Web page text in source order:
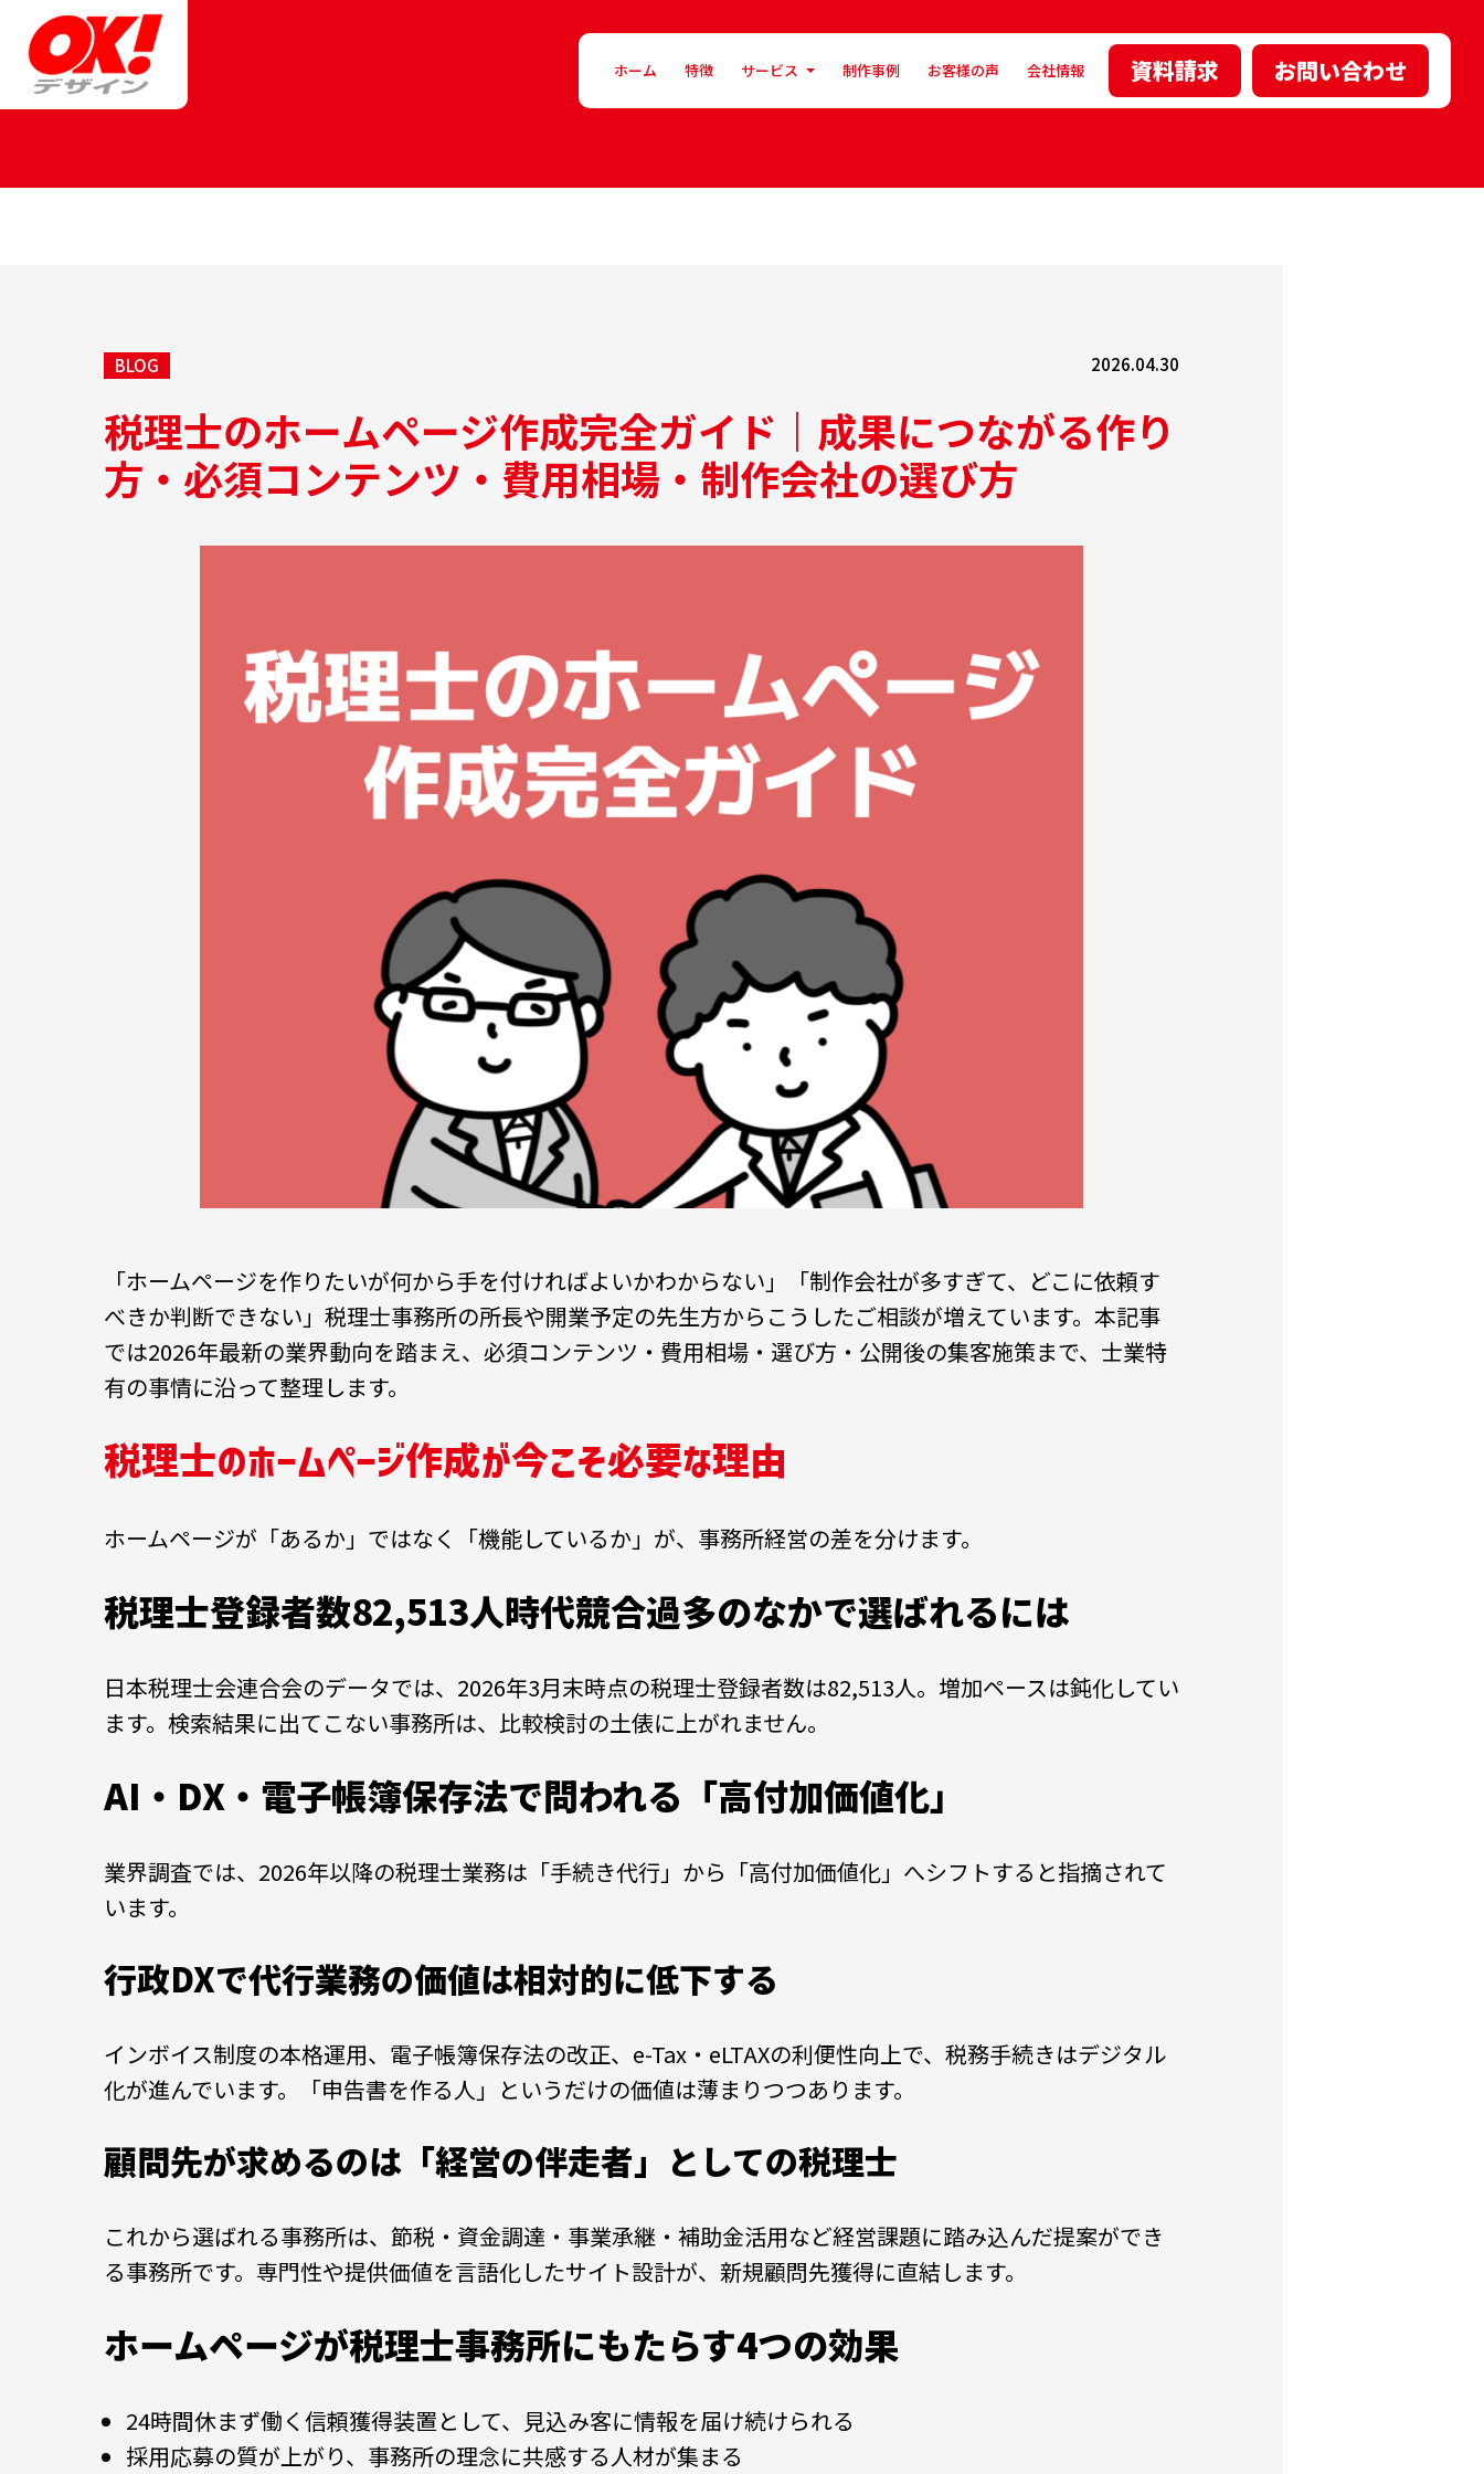
ホーム 特徴 サービス 制作事例 お客様の声 会社情報 資料請求 お問い合わせ
BLOG 2026.04.30
税理士のホームページ作成完全ガイド｜成果につながる作り
方・必須コンテンツ・費用相場・制作会社の選び方
「ホームページを作りたいが何から手を付ければよいかわからない」「制作会社が多すぎて、どこに依頼す
べきか判断できない」――税理士事務所の所長や開業予定の先生方からこうしたご相談が増えています。本記事
では2026年最新の業界動向を踏まえ、必須コンテンツ・費用相場・選び方・公開後の集客施策まで、士業特
有の事情に沿って整理します。
税理士のホームページ作成が今こそ必要な理由
ホームページが「あるか」ではなく「機能しているか」が、事務所経営の差を分けます。
税理士登録者数82,513人時代――競合過多のなかで選ばれるには
日本税理士会連合会のデータでは、2026年3月末時点の税理士登録者数は82,513人。増加ペースは鈍化してい
ます。検索結果に出てこない事務所は、比較検討の土俵に上がれません。
AI・DX・電子帳簿保存法で問われる「高付加価値化」
業界調査では、2026年以降の税理士業務は「手続き代行」から「高付加価値化」へシフトすると指摘されて
います。
行政DXで代行業務の価値は相対的に低下する
インボイス制度の本格運用、電子帳簿保存法の改正、e-Tax・eLTAXの利便性向上で、税務手続きはデジタル
化が進んでいます。「申告書を作る人」というだけの価値は薄まりつつあります。
顧問先が求めるのは「経営の伴走者」としての税理士
これから選ばれる事務所は、節税・資金調達・事業承継・補助金活用など経営課題に踏み込んだ提案ができ
る事務所です。専門性や提供価値を言語化したサイト設計が、新規顧問先獲得に直結します。
ホームページが税理士事務所にもたらす4つの効果
24時間休まず働く信頼獲得装置として、見込み客に情報を届け続けられる
採用応募の質が上がり、事務所の理念に共感する人材が集まる